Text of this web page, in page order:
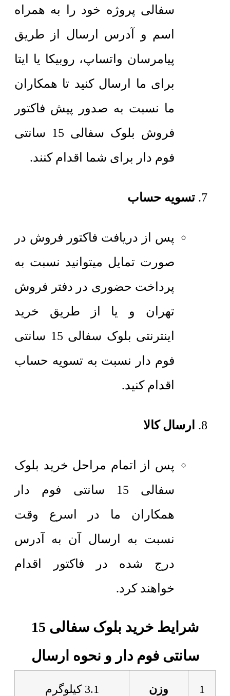
سفالی پروژه خود را به همراه
اسم و آدرس ارسال از طریق
پیامرسان واتساپ، روبیکا یا ایتا
برای ما ارسال کنید تا همکاران
ما نسبت به صدور پیش فاکتور
فروش بلوک سفالی 15 سانتی
فوم دار برای شما اقدام کنند.
تسویه حساب
پس از دریافت فاکتور فروش در
صورت تمایل میتوانید نسبت به
پرداخت حضوری در دفتر فروش
تهران و یا از طریق خرید
اینترنتی بلوک سفالی 15 سانتی
فوم دار نسبت به تسویه حساب
اقدام کنید.
ارسال کالا
پس از اتمام مراحل خرید بلوک
سفالی 15 سانتی فوم دار
همکاران ما در اسرع وقت
نسبت به ارسال آن به آدرس
درج شده در فاکتور اقدام
خواهند کرد.
شرایط خرید بلوک سفالی 15
سانتی فوم دار و نحوه ارسال
1 وزن 3.1 کیلوگرم